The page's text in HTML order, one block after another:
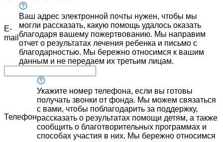
E-
mail
Ваш адрес электронной почты нужен, чтобы мы
могли рассказать, какую помощь удалось оказать
благодаря вашему пожертвованию. Мы направим
отчет о результатах лечения ребенка и письмо с
благодарностью. Мы бережно относимся к вашим
данным и не передаем их третьим лицам.
Телефон
Укажите номер телефона, если вы готовы
получать звонки от фонда. Мы можем связаться
с вами, чтобы поблагодарить за поддержку,
рассказать о результатах помощи детям, а также
сообщить о благотворительных программах и
способах участия в них. Мы бережно относимся